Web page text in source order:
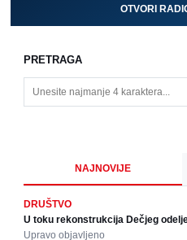
OTVORI
PRETRAGA
NAJNOVIJE
DRUŠTVO
U toku rekonstrukcija Dečjeg
Upravo objavljeno